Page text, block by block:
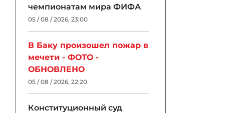
чемпионатам мира ФИФА
05 / 08 / 2026, 23:00
В Баку произошел пожар в
мечети - ФОТО -
ОБНОВЛЕНО
05 / 08 / 2026, 22:20
Конституционный суд